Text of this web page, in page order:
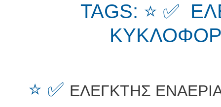
TAGS: ⭐ ✅
⭐ ✅ ΕΛΕΓΚΤΗΣ